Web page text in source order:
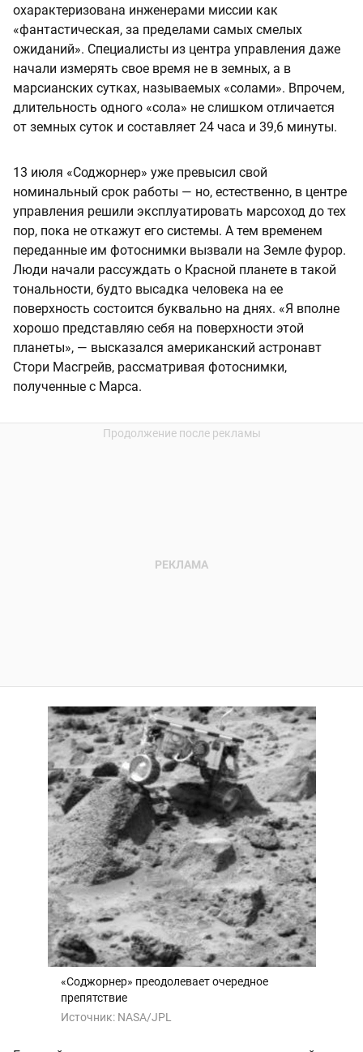
охарактеризована инженерами миссии как
«фантастическая, за пределами самых смелых
ожиданий». Специалисты из центра управления даже
начали измерять свое время не в земных, а в
марсианских сутках, называемых «солами». Впрочем,
длительность одного «сола» не слишком отличается
от земных суток и составляет 24 часа и 39,6 минуты.
13 июля «Соджорнер» уже превысил свой
номинальный срок работы — но, естественно, в центре
управления решили эксплуатировать марсоход до тех
пор, пока не откажут его системы. А тем временем
переданные им фотоснимки вызвали на Земле фурор.
Люди начали рассуждать о Красной планете в такой
тональности, будто высадка человека на ее
поверхность состоится буквально на днях. «Я вполне
хорошо представляю себя на поверхности этой
планеты», — высказался американский астронавт
Стори Масгрейв, рассматривая фотоснимки,
полученные с Марса.
«Соджорнер» преодолевает очередное
препятствие
Источник: NASA/JPL